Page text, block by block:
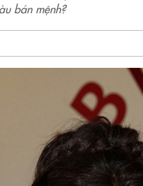
bản mệnh?